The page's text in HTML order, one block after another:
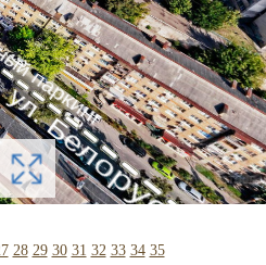
ул. Белорусская
паркинг
28 29 30 31 32 33 34 35